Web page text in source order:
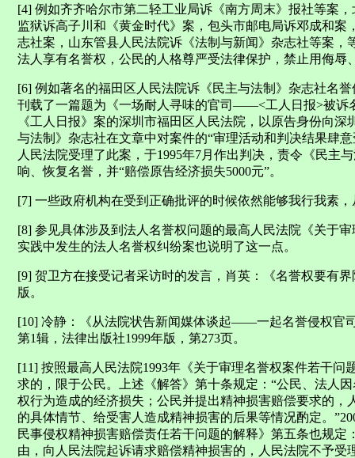
[4] 例如齐齐哈尔市第二轻工业局诉《南方周末》报社等案
监狱诉高子川和《黄金时代》案，包头市邮电局诉邓成和
志社案，山东管县人民法院诉《法制与新闻》杂志社等案，
法人享有名誉权，公民的人格尊严受法律保护，禁止用侮辱
[6] 例如著名的福田区人民法院诉《民主与法制》杂志社名
刊载了一篇题为《一场耐人寻味的官司——<工人日报>被诉
《工人日报》案的深圳市福田区人民法院，以原告身份向
与法制》杂志社在文章中对案件的“审理活动和判决结果肆
人民法院受理了此案，于1995年7月作出判决，责令《民主
响、恢复名誉，并“赔偿原告经济损失5000元”。
[7] 一些政府机构在受到正确批评的时候依然能够我行我素
[8] 参见具体涉及到法人名誉权问题的最高人民法院《关于
实践中发生的法人名誉权纠纷案也说明了这一点。
[9] 贺卫方在接受记者采访时的发言，肖英：《名誉权要有
版。
[10] 冷静：《从法院状告新闻媒体谈起——一起名誉侵权官
第1辑，法律出版社1999年版，第273页。
[11] 按照最高人民法院1993年《关于审理名誉权案件若干
求的，限于公民。上述《解答》第十条规定：“公民、法人
权行为造成的经济损失；公民并提出精神损害赔偿要求的
的具体情节、给受害人造成精神损害的后果等情况酌定。
民事侵权精神损害赔偿责任若干问题的解释》第五条也规定
由，向人民法院起诉请求赔偿精神损害的，人民法院不予受